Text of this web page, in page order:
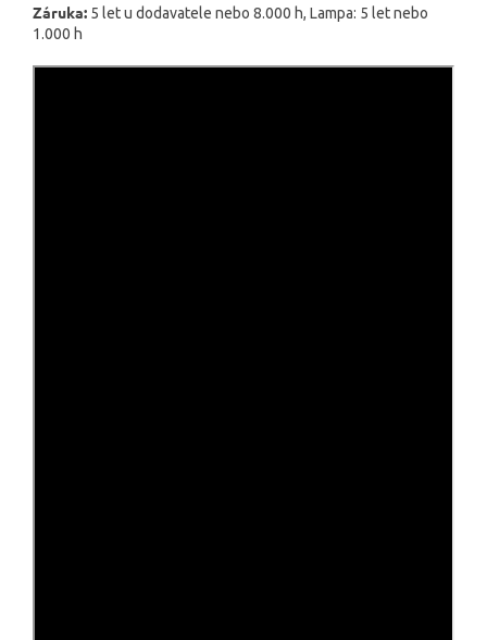
Záruka: 5 let u dodavatele nebo 8.000 h, Lampa: 5 let nebo
1.000 h